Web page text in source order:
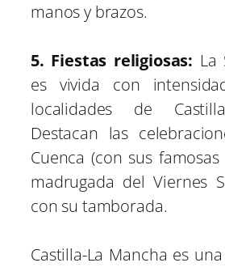
manos y brazos.
5. Fiestas religiosas: La
es vivida con
localidades de
Destacan las
Cuenca (con sus
madrugada del Viernes
con su tamborada.
Castilla-La Mancha es